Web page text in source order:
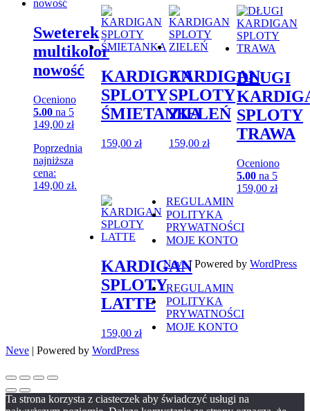
Sweterek
multikolor
nowość
Oceniono
5.00 na 5
149,00 zł
Poprzednia
najniższa
cena:
149,00 zł.
KARDIGAN
SPLOTY
ŚMIETANKA
159,00 zł
KARDIGAN
SPLOTY
ZIELEŃ
159,00 zł
DŁUGI
SPLOTY
TRAWA
Oceniono
5.00na 5
159,00 zł
KARDIGAN
SPLOTY
LATTE
159,00 zł
REGULAMIN
POLITYKA
PRYWATNOŚCI
MOJE KONTO
Neve| Powered byWordPress
REGULAMIN
POLITYKA
PRYWATNOŚCI
MOJE KONTO
Neve | Powered by WordPress
Ta strona korzysta z ciasteczek aby świadczyć usługi na